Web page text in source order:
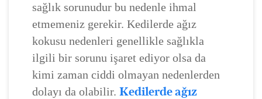
sağlık sorunudur bu nedenle ihmal
etmemeniz gerekir. Kedilerde ağız
kokusu nedenleri genellikle sağlıkla
ilgili bir sorunu işaret ediyor olsa da
kimi zaman ciddi olmayan nedenlerden
dolayı da olabilir. Kedilerde ağız